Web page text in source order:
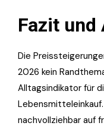
Fazit
Die
2026 kein
Alltagsindikator für
nachvollziehbar auf